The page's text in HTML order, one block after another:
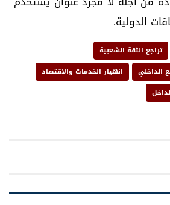
الدولية.
تراجع الثقة الشعبية
الداخلي
انهيار الخدمات والاقتصاد